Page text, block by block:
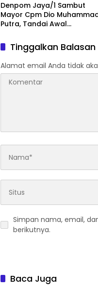
Denpom Jaya/1 Sambut
Mayor Cpm Dio
Putra, Tandai Awal
Tinggalkan Balasan
Alamat email Anda tidak
Simpan nama, email,
berikutnya.
Baca Juga